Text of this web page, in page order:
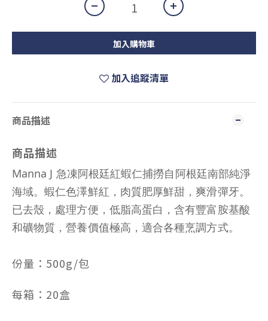
加入購物車
加入追蹤清單
商品描述
商品描述
Manna J 急凍阿根廷紅蝦仁捕撈自阿根廷南部純淨
海域。蝦仁色澤鮮紅，肉質肥厚鮮甜，爽滑彈牙。
已去殼，處理方便，低脂高蛋白，含有豐富胺基酸
和礦物質，營養價值極高，適合各種烹調方式。
份量：500g/包
每箱：20盒